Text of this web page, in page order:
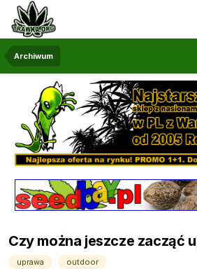
Archiwum
Czy można jeszcze zacząć
uprawa outdoor